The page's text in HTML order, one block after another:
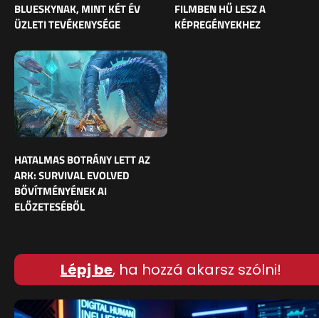
BLUESKYNAK, MINT KÉT ÉV
ÜZLETI TEVÉKENYSÉGE
FILMBEN HŰ LESZ A
KÉPREGÉNYEKHEZ
HATALMAS BOTRÁNY LETT AZ
ARK: SURVIVAL EVOLVED
BŐVÍTMÉNYÉNEK AI
ELŐZETESÉBŐL
Lépj be, ha hozzá akarsz szólni!